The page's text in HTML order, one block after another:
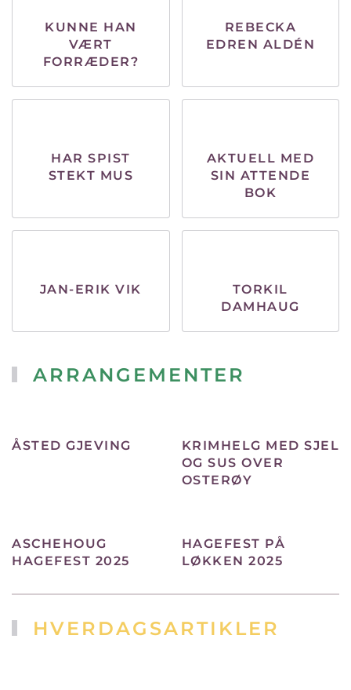
KUNNE HAN
VÆRT
FORRÆDER?
REBECKA
EDREN ALDÉN
HAR SPIST
STEKT MUS
AKTUELL MED
SIN ATTENDE
BOK
JAN-ERIK VIK
TORKIL
DAMHAUG
ARRANGEMENTER
ÅSTED GJEVING
KRIMHELG MED SJEL
OG SUS OVER
OSTERØY
ASCHEHOUG
HAGEFEST 2025
HAGEFEST PÅ
LØKKEN 2025
HVERDAGSARTIKLER